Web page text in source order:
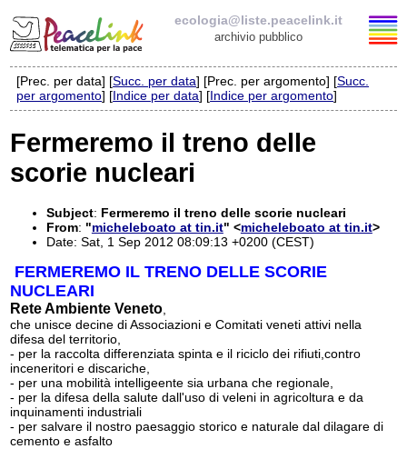
ecologia@liste.peacelink.it
archivio pubblico
Elenco delle liste
Iscrizione / Cancellazione
Policy delle liste di PeaceLink
Informativa sulla privacy
Richieste di rimozione
[Prec. per data] [Succ. per data] [Prec. per argomento] [Succ.
per argomento] [Indice per data] [Indice per argomento]
Fermeremo il treno delle
scorie nucleari
Subject: Fermeremo il treno delle scorie nucleari
From: "micheleboato at tin.it" <micheleboato at tin.it>
Date: Sat, 1 Sep 2012 08:09:13 +0200 (CEST)
FERMEREMO IL TRENO DELLE SCORIE
NUCLEARI
Rete Ambiente Veneto,
che unisce decine di Associazioni e Comitati veneti attivi nella
difesa del territorio,
- per la raccolta differenziata spinta e il riciclo dei rifiuti,contro
inceneritori e discariche,
- per una mobilità intelligeente sia urbana che regionale,
- per la difesa della salute dall'uso di veleni in agricoltura e da
inquinamenti industriali
- per salvare il nostro paesaggio storico e naturale dal dilagare di
cemento e asfalto